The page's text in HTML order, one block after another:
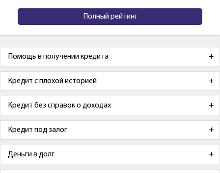
Полный рейтинг
Помощь в получении кредита
Кредит с плохой историей
Кредит без справок о доходах
Кредит под залог
Деньги в долг